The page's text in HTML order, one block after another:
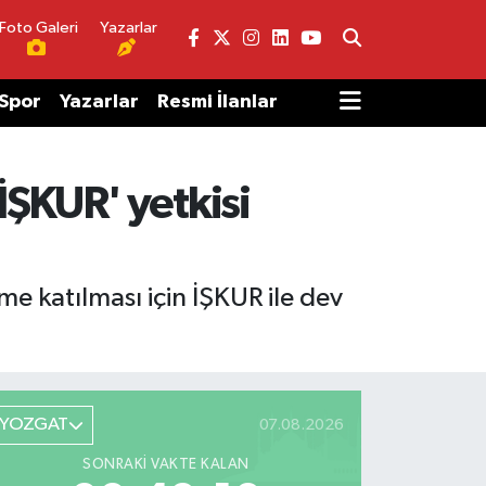
Foto Galeri Yazarlar
Yazarlar Resmi İlanlar
yetkisi
katılması için İŞKUR ile dev
YOZGAT 07.08.2026
SONRAKI VAKTE KALAN